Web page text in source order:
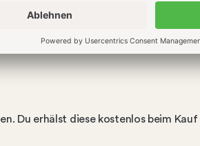
Du erhälst diese kostenlos beim